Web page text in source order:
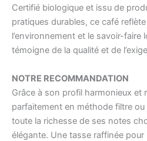
Certifié biologique et issu de
pratiques durables, ce café
l’environnement et le savoir-faire
témoigne de la qualité et de
NOTRE RECOMMANDATION
Grâce à son profil harmonieux et
parfaitement en méthode filtre
toute la richesse de ses notes
élégante. Une tasse raffinée